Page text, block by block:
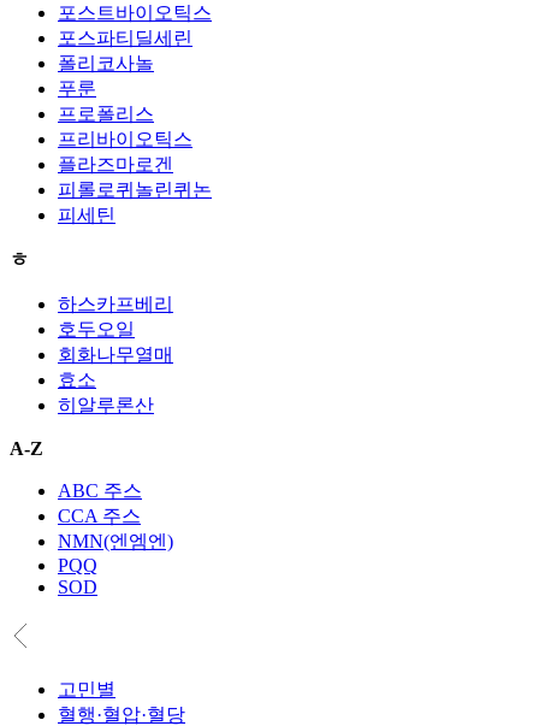
포스트바이오틱스
포스파티딜세린
폴리코사놀
푸룬
프로폴리스
프리바이오틱스
플라즈마로겐
피롤로퀴놀린퀴논
피세틴
ㅎ
하스카프베리
호두오일
회화나무열매
효소
히알루론산
A-Z
ABC 주스
CCA 주스
NMN(엔엠엔)
PQQ
SOD
고민별
혈행·혈압·혈당